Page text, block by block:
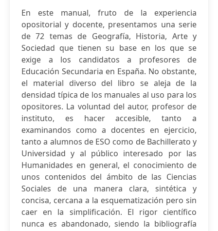
En este manual, fruto de la experiencia
opositorial y docente, presentamos una serie
de 72 temas de Geografía, Historia, Arte y
Sociedad que tienen su base en los que se
exige a los candidatos a profesores de
Educación Secundaria en España. No obstante,
el material diverso del libro se aleja de la
densidad típica de los manuales al uso para los
opositores. La voluntad del autor, profesor de
instituto, es hacer accesible, tanto a
examinandos como a docentes en ejercicio,
tanto a alumnos de ESO como de Bachillerato y
Universidad y al público interesado por las
Humanidades en general, el conocimiento de
unos contenidos del ámbito de las Ciencias
Sociales de una manera clara, sintética y
concisa, cercana a la esquematización pero sin
caer en la simplificación. El rigor científico
nunca es abandonado, siendo la bibliografía